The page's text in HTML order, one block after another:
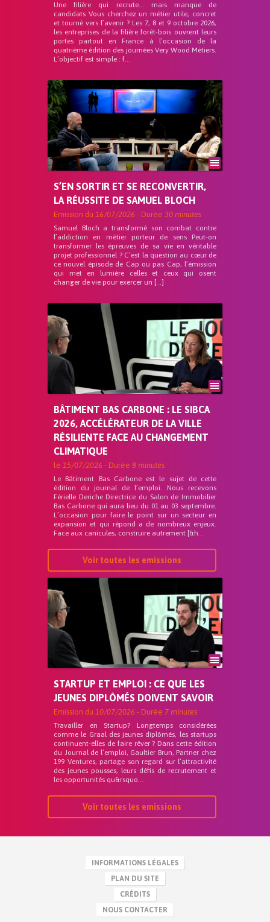
Une filière qui recrute… mais manque de
candidats Vous cherchez un métier utile, concret
et tourné vers l’avenir ? Les 7, 8 et 9 octobre 2026,
les entreprises de la filière forêt-bois ouvrent leurs
portes partout en France à l’occasion de la
quatrième édition des journées Very Wood Métiers.
L’objectif est simple : f...
S’EN SORTIR ET SE RECONVERTIR,
LA RÉUSSITE DE SAMUEL BLOCH
Emission du 16/07/2026 - Durée 30 minutes
Samuel Bloch a transformé son combat contre
l’addiction en métier porteur de sens Peut-on
transformer les épreuves de sa vie en véritable
projet professionnel ? C’est la question au cœur de
ce nouvel épisode de Cap ou pas Cap, l’émission
qui met en lumière celles et ceux qui osent
changer de vie pour exercer un […]
BÂTIMENT BAS CARBONE : LE SIBCA
2026, ACCÉLÉRATEUR DE LA VILLE
RÉSILIENTE FACE AU CHANGEMENT
CLIMATIQUE
le 15/07/2026 - Durée 8 minutes
Le Bâtiment Bas Carbone est le sujet de cette
édition du journal de l’emploi. Nous recevons
Férielle Deriche Directrice du Salon de Immobilier
Bas Carbone qui aura lieu du 01 au 03 septembre.
L’occasion pour faire le point sur un secteur en
expansion et qui répond a de nombreux enjeux.
Face aux canicules, construire autrement [&h...
Voir toutes les emissions
STARTUP ET EMPLOI : CE QUE LES
JEUNES DIPLÔMÉS DOIVENT SAVOIR
Emission du 10/07/2026 - Durée 7 minutes
Travailler en Startup? Longtemps considérées
comme le Graal des jeunes diplômés, les startups
continuent-elles de faire rêver ? Dans cette édition
du Journal de l’emploi, Gaultier Brun, Partner chez
199 Ventures, partage son regard sur l’attractivité
des jeunes pousses, leurs défis de recrutement et
les opportunités qu&rsquo...
Voir toutes les emissions
INFORMATIONS LÉGALES
PLAN DU SITE
CRÉDITS
NOUS CONTACTER